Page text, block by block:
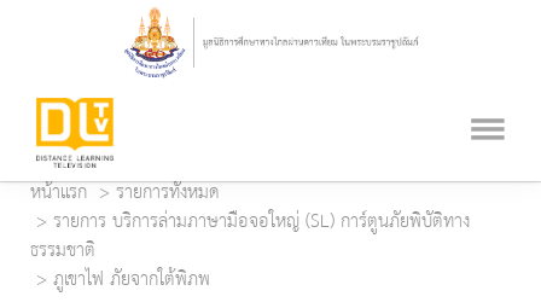
หน้าแรก
รายการทั้งหมด
รายการ บริการล่ามภาษามือจอใหญ่ (SL) การ์ตูนภัยพิบัติทาง
ธรรมชาติ
ภูเขาไฟ ภัยจากใต้พิภพ